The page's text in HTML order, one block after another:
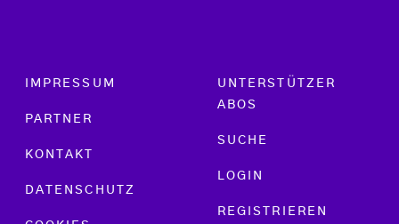
Footer menu
IMPRESSUM
PARTNER
KONTAKT
DATENSCHUTZ
UNTERSTÜTZER
ABOS
SUCHE
LOGIN
REGISTRIEREN